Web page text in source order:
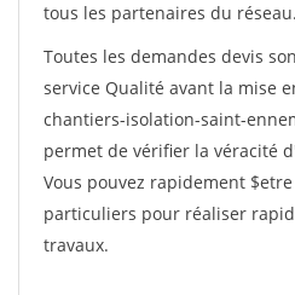
tous les partenaires du réseau.
Toutes les demandes devis
service Qualité avant la mise
chantiers-isolation-saint-
permet de vérifier la véracité
Vous pouvez rapidement
particuliers pour réaliser
travaux.